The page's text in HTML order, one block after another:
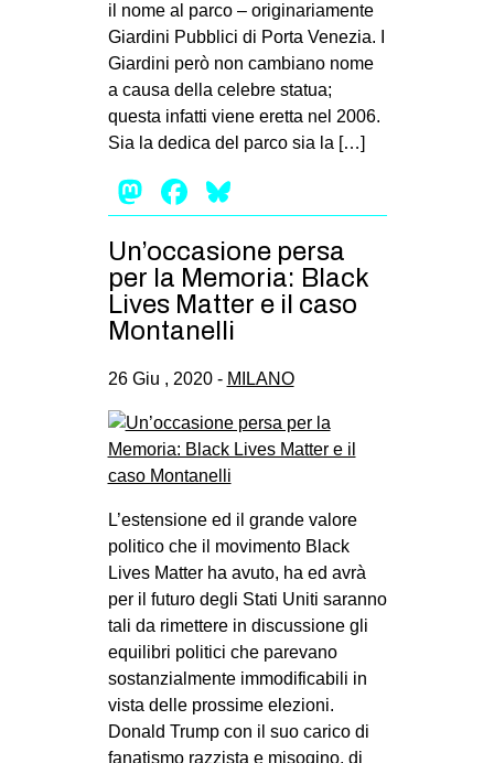
il nome al parco – originariamente
Giardini Pubblici di Porta Venezia. I
Giardini però non cambiano nome
a causa della celebre statua;
questa infatti viene eretta nel 2006.
Sia la dedica del parco sia la […]
Mastodon
Facebook
Un’occasione persa
per la Memoria: Black
Lives Matter e il caso
Montanelli
26 Giu , 2020 - MILANO
L’estensione ed il grande valore
politico che il movimento Black
Lives Matter ha avuto, ha ed avrà
per il futuro degli Stati Uniti saranno
tali da rimettere in discussione gli
equilibri politici che parevano
sostanzialmente immodificabili in
vista delle prossime elezioni.
Donald Trump con il suo carico di
fanatismo razzista e misogino, di